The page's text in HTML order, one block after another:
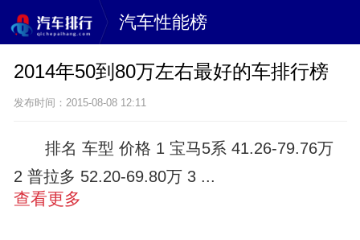
汽车性能榜
2014年50到80万左右最好的车排行榜
发布时间：2015-08-08 12:11
排名 车型 价格 1 宝马5系 41.26-79.76万
2 普拉多 52.20-69.80万 3 ...
查看更多